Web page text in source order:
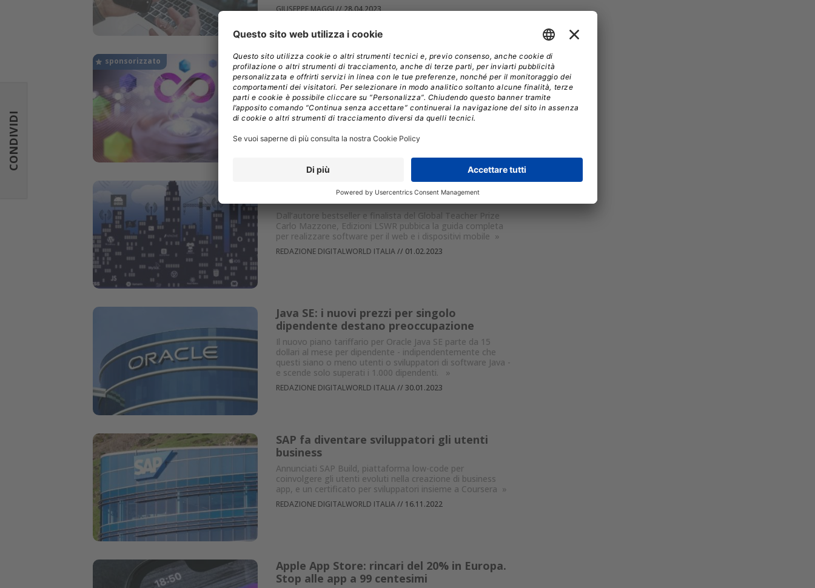
GIUSEPPE MAGGI//28.04.2023
Application modernization, il ruolo cruciale
del design thinking
Innovare l’esistente è spesso più economico e più semplice
che sviluppare da zero, specialmente se si parte dalla
comprensione delle esigenze uniche di ogni
organizzazione»
//26.04.2023
La guida completa per sviluppare per il
web e il mobile
Dall’autore bestseller e finalista del Global Teacher Prize
Carlo Mazzone, Edizioni LSWR pubbica la guida completa
per realizzare software per il web e i dispositivi mobile »
REDAZIONE DIGITALWORLD ITALIA// 01.02.2023
Java SE: i nuovi prezzi per singolo
dipendente destano preoccupazione
Il nuovo piano tariffario per Oracle Java SE parte da 15
dollari al mese per dipendente - indipendentemente che
questi siano o meno utenti o sviluppatori di software Java -
e scende solo superati i 1.000 dipendenti.
»
REDAZIONE DIGITALWORLD ITALIA// 30.01.2023
SAP fa diventare sviluppatori gli utenti
business
Annunciati SAP Build, piattaforma low-code per
coinvolgere gli utenti evoluti nella creazione di business
app, e un certificato per sviluppatori insieme a Coursera »
REDAZIONE DIGITALWORLD ITALIA// 16.11.2022
Apple App Store: rincari del 20% in Europa.
Stop alle app a 99 centesimi
CONDIVIDI